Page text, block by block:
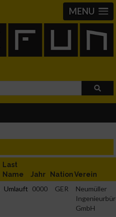
MENU
Last
Name
Jahr NationVerein
Umlauft 0000 GER
Neumüller
GmbH